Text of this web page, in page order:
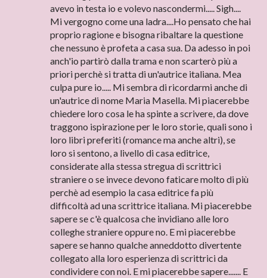
avevo in testa io e volevo nascondermi..... Sigh....
Mi vergogno come una ladra....Ho pensato che hai
proprio ragione e bisogna ribaltare la questione
che nessuno è profeta a casa sua. Da adesso in poi
anch'io partirò dalla trama e non scarterò più a
priori perchè si tratta di un'autrice italiana. Mea
culpa pure io..... Mi sembra di ricordarmi anche di
un'autrice di nome Maria Masella. Mi piacerebbe
chiedere loro cosa le ha spinte a scrivere, da dove
traggono ispirazione per le loro storie, quali sono i
loro libri preferiti (romance ma anche altri), se
loro si sentono, a livello di casa editrice,
considerate alla stessa stregua di scrittrici
straniere o se invece devono faticare molto di più
perchè ad esempio la casa editrice fa più
difficoltà ad una scrittrice italiana. Mi piacerebbe
sapere se c'è qualcosa che invidiano alle loro
colleghe straniere oppure no. E mi piacerebbe
sapere se hanno qualche anneddotto divertente
collegato alla loro esperienza di scrittrici da
condividere con noi. E mi piacerebbe sapere....... E